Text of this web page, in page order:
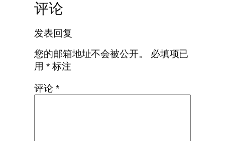
评论
发表回复
您的邮箱地址不会被公开。
必填项已
用 *标注
评论 *